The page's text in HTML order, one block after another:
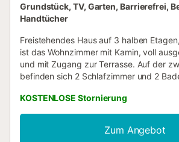
Grundstück, TV, Garten, Barrierefrei,
Handtücher
Freistehendes Haus auf 3 halben
ist das Wohnzimmer mit Kamin, voll
und mit Zugang zur Terrasse. Auf der
befinden sich 2 Schlafzimmer und 2
Badezimmer mit der Waschmaschine
dritten Etage befinden sich 3 Zimmer. 1
Wohnzimmer und 2 Einzelzimmer.
Autositzen. Großer Garten, ideal für
KOSTENLOSE Stornierung
Zum Angebot